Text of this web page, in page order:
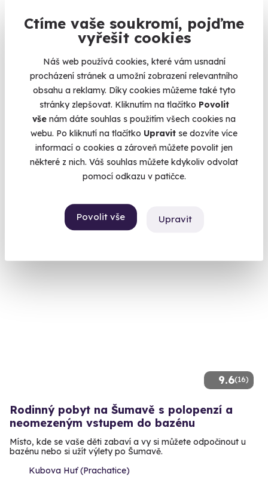
Ctíme vaše soukromí, pojďme
vyřešit cookies
Náš web používá cookies, které vám usnadní
procházení stránek a umožní zobrazení relevantního
obsahu a reklamy. Díky cookies můžeme také tyto
stránky zlepšovat. Kliknutím na tlačítko Povolit
vše nám dáte souhlas s použitím všech cookies na
webu. Po kliknutí na tlačítko Upravit se dozvíte více
informací o cookies a zároveň můžete povolit jen
některé z nich. Váš souhlas můžete kdykoliv odvolat
pomocí odkazu v patičce.
Povolit vše Upravit
10.0
Volný termín už 07. 08. 2026
AKCE
Golfový pobyt s neomezeným fee v Bechyni
Relaxujte na golfu v srdci jižních Čech
6 980 Kč
9.6(16)
Rodinný pobyt na Šumavě s polopenzí a
neomezeným vstupem do bazénu
Místo, kde se vaše děti zabaví a vy si můžete odpočinout u
bazénu nebo si užít výlety po Šumavě.
Kubova Huť (Prachatice)